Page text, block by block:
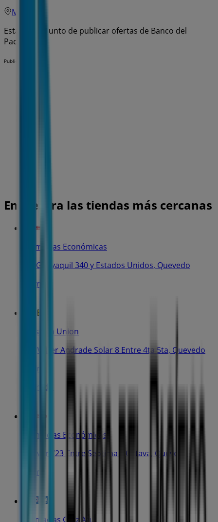
Mapa
Estamos a punto de publicar ofertas de Banco del
Pacífico
Publicidad
Encuentra las tiendas más cercanas
Farmacias Económicas
Av. Guayaquil 340 y Estados Unidos, Quevedo
65 m
Western Union
Av Walter Andrade Solar 8 Entre 4ta 5ta, Quevedo
72 m
Cerrado
Farmacias Económicas
Bolivar 723 Entre Septima y Octava, Quevedo
72 m
Farmacias Cruz Azul